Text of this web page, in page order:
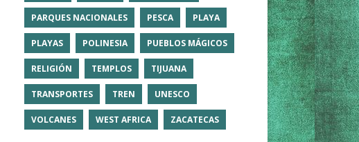
PARQUES NACIONALES PESCA PLAYA
PLAYAS POLINESIA PUEBLOS MÁGICOS
RELIGIÓN TEMPLOS TIJUANA
TRANSPORTES TREN UNESCO
VOLCANES WEST AFRICA ZACATECAS